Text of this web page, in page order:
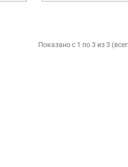
Показано с 1 по 3 из 3